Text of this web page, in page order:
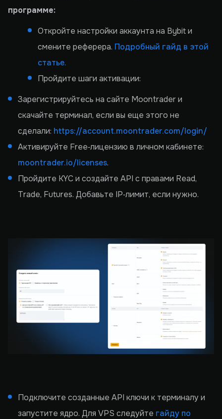
программе:
Откройте настройки аккаунта на Bybit и
смените реферера. Подробный гайд в этой
статье.
Пройдите шаги активации:
Зарегистрируйтесь на сайте Moontrader и
скачайте терминал, если вы еще этого не
сделали: https://account.moontrader.com/login/
Активируйте Free‑лицензию в личном кабинете:
moontrader.io/licenses.
Пройдите KYC и создайте API с правами Read,
Trade, Futures. Добавьте IP‑лимит, если нужно.
Подключите созданные API ключи к терминалу и
запустите ядро. Для VPS следуйте гайду по